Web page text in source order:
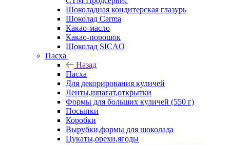
Шоколадная кондитерская глазурь
Шоколад Carma
Какао-масло
Какао-порошок
Шоколад SICAO
Пасха
Назад
Пасха
Для декорирования куличей
Ленты,шпагат,открытки
Формы для больших куличей (550 г)
Посыпки
Коробки
Вырубки,формы для шоколада
Цукаты,орехи,ягоды